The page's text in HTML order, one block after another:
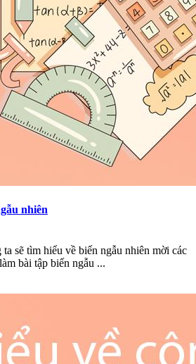
nhiên
sẽ tìm hiểu về biến ngẫu nhiên mời các
bài tập biến ngẫu ...